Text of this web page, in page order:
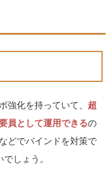
強化を持っていて、 超
員として運用できるの
どでバインドを対策で
しょう。